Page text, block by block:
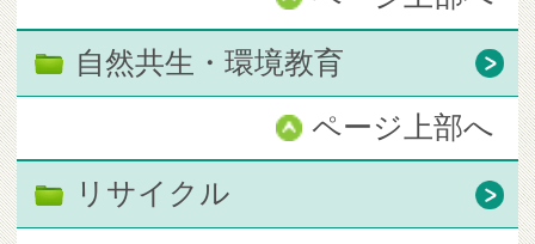
自然共生・環境教育
ページ上部へ
リサイクル